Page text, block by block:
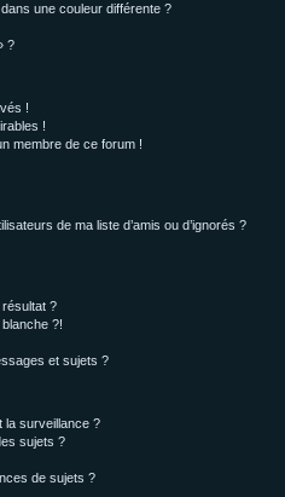
une couleur différente ?
?
!
!
membre de ce forum !
de ma liste d’amis ou d’ignorés ?
?
?!
et sujets ?
la surveillance ?
sujets ?
de sujets ?